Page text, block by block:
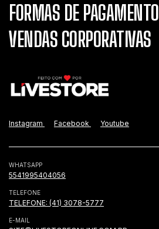
FORMAS DE PAGAMENTO
VENDAS CORPORATIVAS
Instagram Facebook Youtube
WHATSAPP
5541995404056
TELEFONE
TELEFONE: (41) 3078-5777
E-MAIL